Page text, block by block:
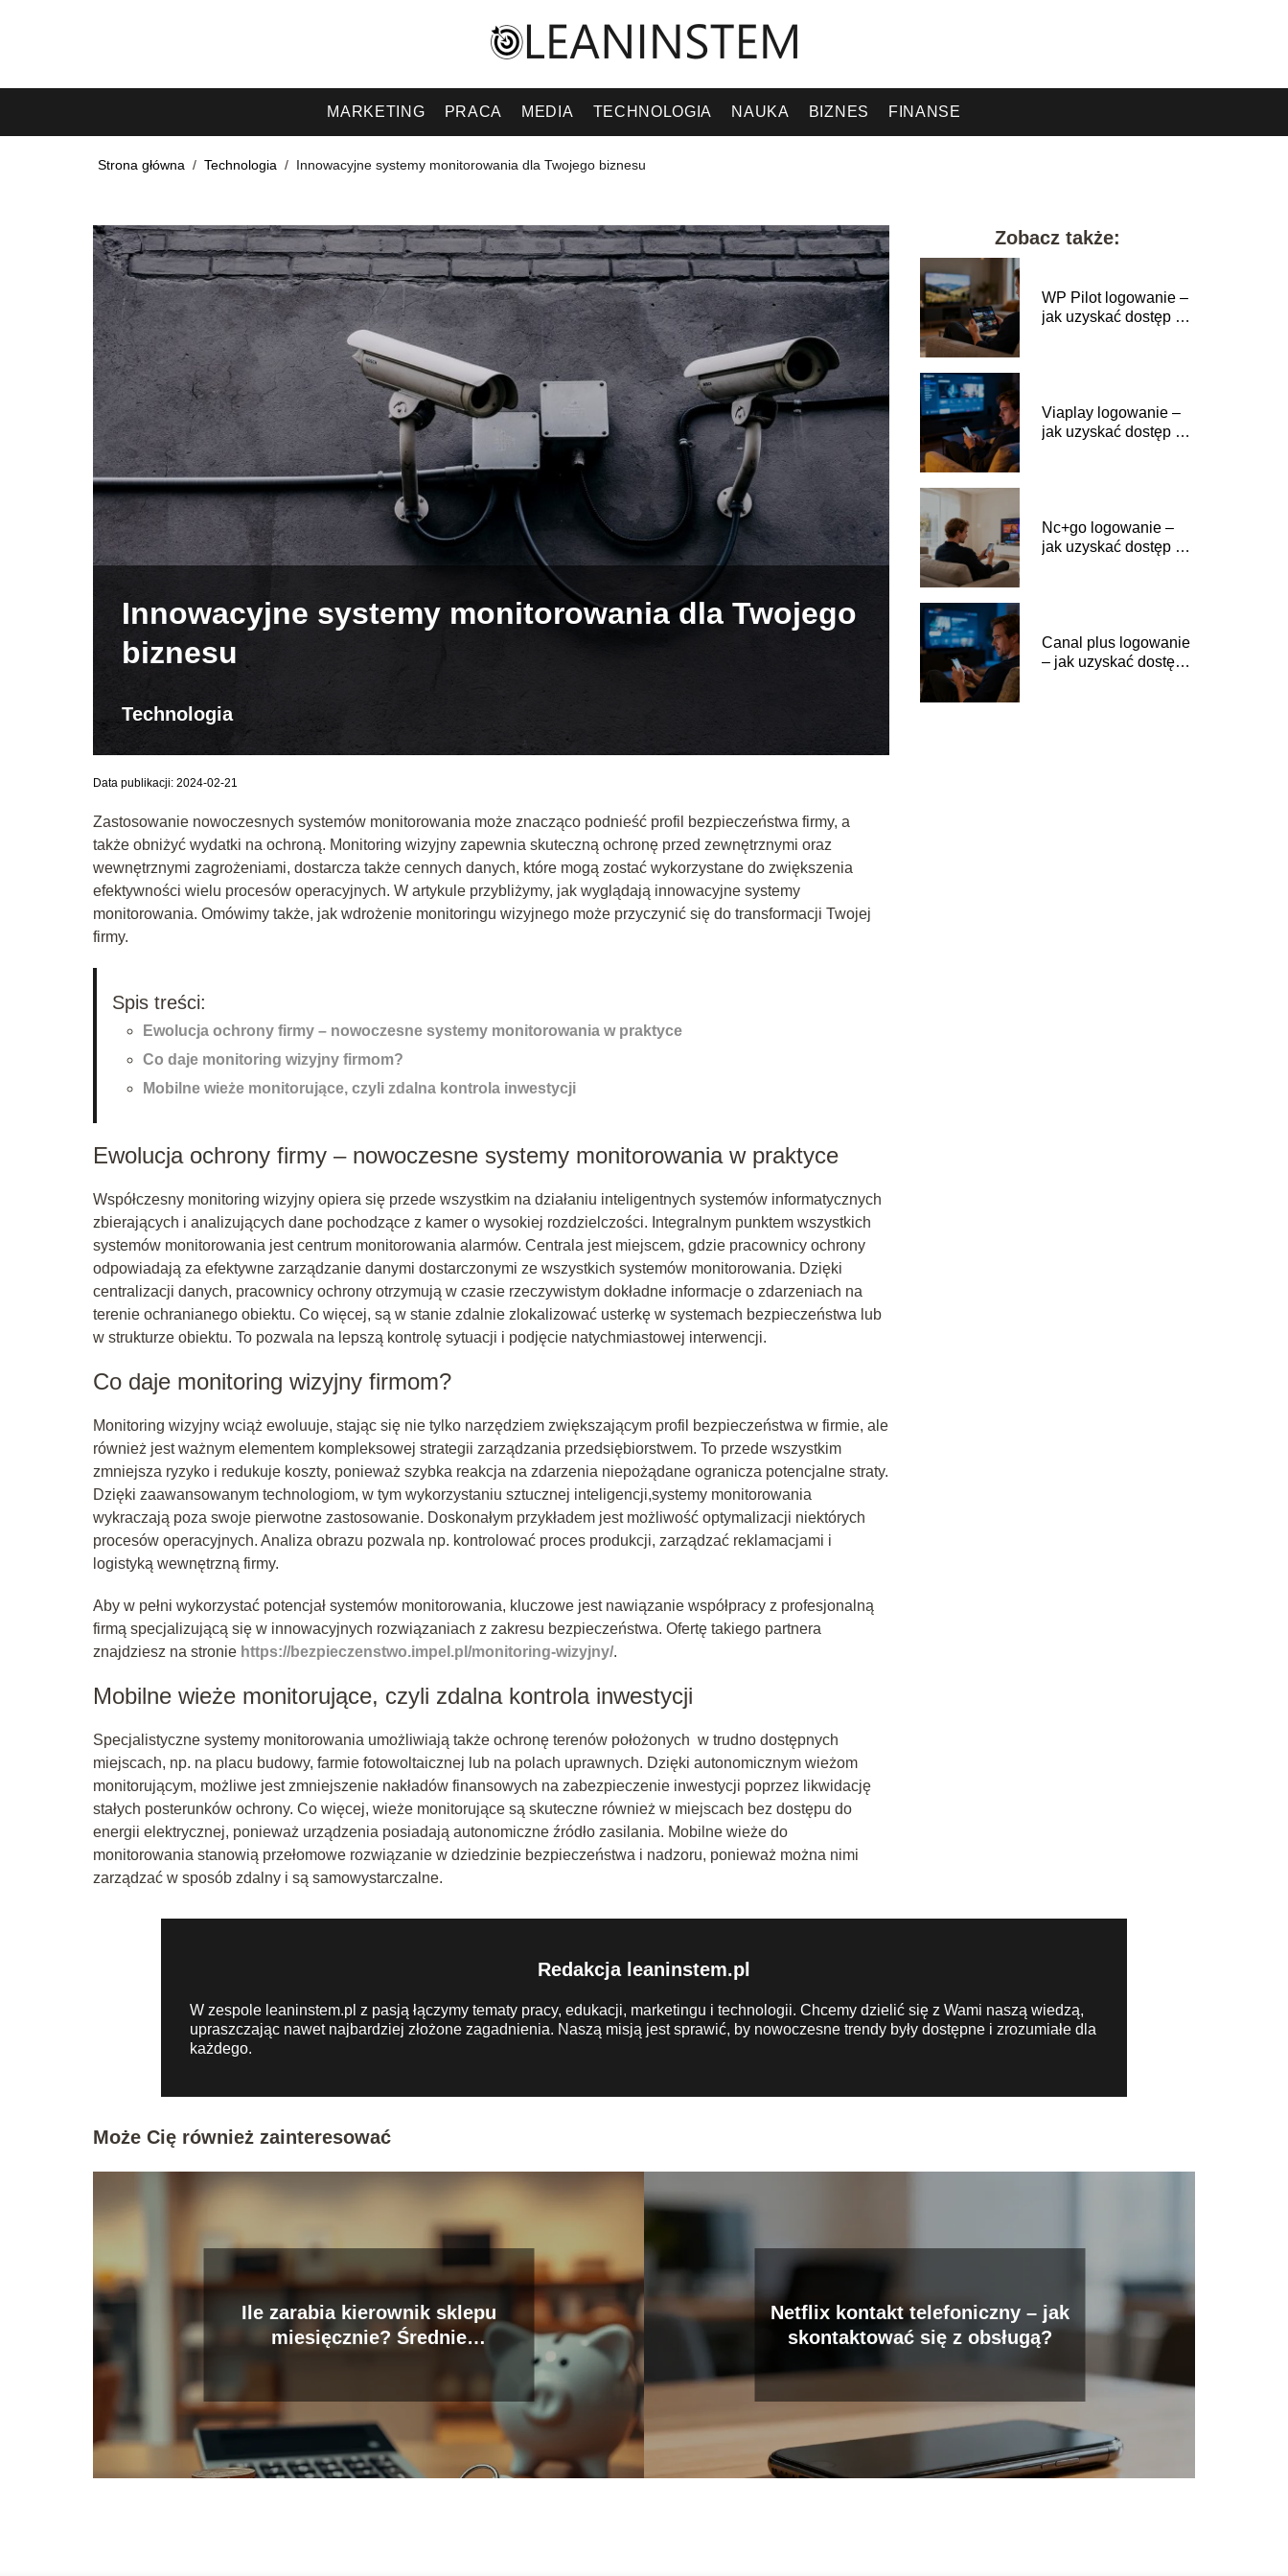
MARKETING PRACA MEDIA TECHNOLOGIA NAUKA BIZNES FINANSE
Strona główna / Technologia / Innowacyjne systemy monitorowania dla Twojego biznesu
Innowacyjne systemy monitorowania dla Twojego
biznesu
Technologia
Data publikacji: 2024-02-21
Zastosowanie nowoczesnych systemów monitorowania może znacząco podnieść profil bezpieczeństwa firmy, a
także obniżyć wydatki na ochroną. Monitoring wizyjny zapewnia skuteczną ochronę przed zewnętrznymi oraz
wewnętrznymi zagrożeniami, dostarcza także cennych danych, które mogą zostać wykorzystane do zwiększenia
efektywności wielu procesów operacyjnych. W artykule przybliżymy, jak wyglądają innowacyjne systemy
monitorowania. Omówimy także, jak wdrożenie monitoringu wizyjnego może przyczynić się do transformacji Twojej
firmy.
Spis treści:
Ewolucja ochrony firmy – nowoczesne systemy monitorowania w praktyce
Co daje monitoring wizyjny firmom?
Mobilne wieże monitorujące, czyli zdalna kontrola inwestycji
Ewolucja ochrony firmy – nowoczesne systemy monitorowania w praktyce
Współczesny monitoring wizyjny opiera się przede wszystkim na działaniu inteligentnych systemów informatycznych
zbierających i analizujących dane pochodzące z kamer o wysokiej rozdzielczości. Integralnym punktem wszystkich
systemów monitorowania jest centrum monitorowania alarmów. Centrala jest miejscem, gdzie pracownicy ochrony
odpowiadają za efektywne zarządzanie danymi dostarczonymi ze wszystkich systemów monitorowania. Dzięki
centralizacji danych, pracownicy ochrony otrzymują w czasie rzeczywistym dokładne informacje o zdarzeniach na
terenie ochranianego obiektu. Co więcej, są w stanie zdalnie zlokalizować usterkę w systemach bezpieczeństwa lub
w strukturze obiektu. To pozwala na lepszą kontrolę sytuacji i podjęcie natychmiastowej interwencji.
Co daje monitoring wizyjny firmom?
Monitoring wizyjny wciąż ewoluuje, stając się nie tylko narzędziem zwiększającym profil bezpieczeństwa w firmie, ale
również jest ważnym elementem kompleksowej strategii zarządzania przedsiębiorstwem. To przede wszystkim
zmniejsza ryzyko i redukuje koszty, ponieważ szybka reakcja na zdarzenia niepożądane ogranicza potencjalne straty.
Dzięki zaawansowanym technologiom, w tym wykorzystaniu sztucznej inteligencji,systemy monitorowania
wykraczają poza swoje pierwotne zastosowanie. Doskonałym przykładem jest możliwość optymalizacji niektórych
procesów operacyjnych. Analiza obrazu pozwala np. kontrolować proces produkcji, zarządzać reklamacjami i
logistyką wewnętrzną firmy.
Aby w pełni wykorzystać potencjał systemów monitorowania, kluczowe jest nawiązanie współpracy z profesjonalną
firmą specjalizującą się w innowacyjnych rozwiązaniach z zakresu bezpieczeństwa. Ofertę takiego partnera
znajdziesz na stronie https://bezpieczenstwo.impel.pl/monitoring-wizyjny/.
Mobilne wieże monitorujące, czyli zdalna kontrola inwestycji
Specjalistyczne systemy monitorowania umożliwiają także ochronę terenów położonych w trudno dostępnych
miejscach, np. na placu budowy, farmie fotowoltaicznej lub na polach uprawnych. Dzięki autonomicznym wieżom
monitorującym, możliwe jest zmniejszenie nakładów finansowych na zabezpieczenie inwestycji poprzez likwidację
stałych posterunków ochrony. Co więcej, wieże monitorujące są skuteczne również w miejscach bez dostępu do
energii elektrycznej, ponieważ urządzenia posiadają autonomiczne źródło zasilania. Mobilne wieże do
monitorowania stanowią przełomowe rozwiązanie w dziedzinie bezpieczeństwa i nadzoru, ponieważ można nimi
zarządzać w sposób zdalny i są samowystarczalne.
Zobacz także:
WP Pilot logowanie –
jak uzyskać dostęp do
Viaplay logowanie –
jak uzyskać dostęp do
Nc+go logowanie –
jak uzyskać dostęp do
Canal plus logowanie
– jak uzyskać dostęp
Redakcja leaninstem.pl
W zespole leaninstem.pl z pasją łączymy tematy pracy, edukacji, marketingu i technologii. Chcemy dzielić się z Wami naszą wiedzą,
upraszczając nawet najbardziej złożone zagadnienia. Naszą misją jest sprawić, by nowoczesne trendy były dostępne i zrozumiałe dla
każdego.
Może Cię również zainteresować
Ile zarabia kierownik sklepu
miesięcznie? Średnie
wynagrodzenie i dodatki
Netflix kontakt telefoniczny – jak
skontaktować się z obsługą?